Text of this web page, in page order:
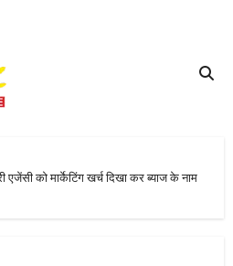
एजेंसी को मार्केटिंग खर्च दिखा कर ब्याज के नाम